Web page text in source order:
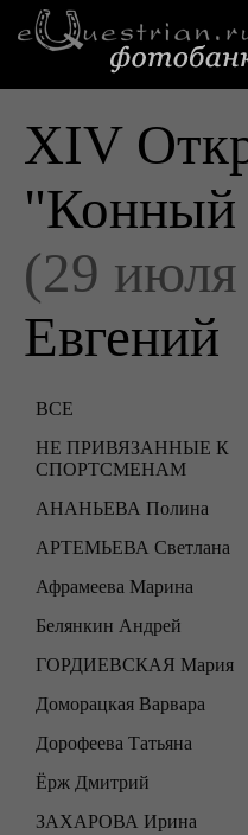
XIV
"Конный
(29
Евгений
ВСЕ
НЕ ПРИВЯЗАННЫЕ К
СПОРТСМЕНАМ
АНАНЬЕВА Полина
АРТЕМЬЕВА Светлана
Афрамеева Марина
Белянкин Андрей
ГОРДИЕВСКАЯ Мария
Доморацкая Варвара
Дорофеева Татьяна
Ёрж Дмитрий
ЗАХАРОВА Ирина